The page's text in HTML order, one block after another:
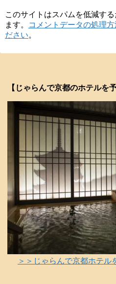
このサイトはスパムを低減す
ます。
コメントデータの処理
ださい。
【じゃらんで京都のホテルを予
＞＞じゃらんで京都ホテル